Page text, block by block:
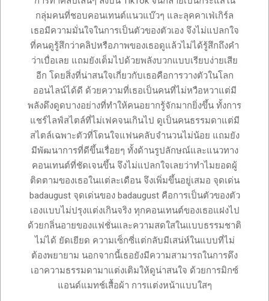
กลุ่มคนที่ชอบคอนเทนต์แนวแบ๊วๆ และลุคคาเฟ่เกิร์ล
เธอมีความมั่นใจในการเป็นตัวของตัวเอง จึงไม่แปลกใจ
ที่คนดูรู้สึกว่าคลิปหรือภาพของเธอดูแล้วไม่ได้รู้สึกถึงคำ
ว่าเบื่อเลย แถมยังเต็มไปด้วยพลังบวกแบบเรียบง่ายเสีย
อีก โดยสิ่งที่น่าสนใจเกี่ยวกับเธอคือการวางตัวในโลก
ออนไลน์ได้ดี ด้วยความที่เธอเป็นคนที่ไม่หวือหวาแต่มี
พลังดึงดูดบางอย่างที่ทำให้คนอยากรู้จักมากยิ่งขึ้น ทั้งการ
แชร์ไลฟ์สไตล์ที่ไม่เฟคจนเกินไป ดูเป็นคนธรรมดาแต่มี
สไตล์เฉพาะตัวที่โดนใจแฟนคลับจำนวนไม่น้อย แถมยัง
มีพัฒนาการที่ดีขึ้นเรื่อยๆ ทั้งด้านรูปลักษณ์และแนวทาง
คอนเทนต์ที่ชัดเจนขึ้น จึงไม่แปลกใจเลยว่าทำไมยอดผู้
ติดตามของเธอในแต่ละเดือน จึงเพิ่มขึ้นอยู่เสมอ จุดเด่น
badaugust จุดเด่นของ badaugust คือการเป็นตัวของตัว
เองแบบไม่ปรุงแต่งเกินจริง ทุกคอนเทนต์ของเธอแฝงไป
ด้วยกลิ่นอายของแฟชั่นและความสดใสในแบบธรรมชาติ
ไม่ได้ ยัดเยียด ความเซ็กซี่แต่กลับมีเสน่ห์ในแบบที่ไม่
ต้องพยายาม นอกจากนี้เธอยังมีความสามารถในการดึง
เอาความธรรมดามาแต่งเติมให้ดูน่าสนใจ ด้วยการมิกซ์
แอนด์แมทช์เสื้อผ้า การแต่งหน้าแบบใสๆ